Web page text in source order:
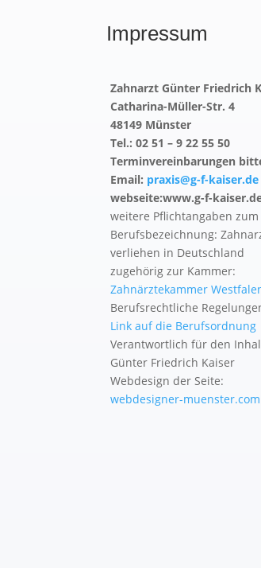
Impressum
Zahnarzt Günter Friedrich
Catharina-Müller-Str. 4
48149 Münster
Tel.: 02 51 – 9 22 55 50
Terminvereinbarungen
Email: praxis@g-f-kaiser.de
webseite:www.g-f-
weitere Pflichtangaben
Berufsbezeichnung:
verliehen in Deutschland
zugehörig zur Kammer:
Zahnärztekammer
Berufsrechtliche
Link auf die Berufsordnung
Verantwortlich für den
Günter Friedrich Kaiser
Webdesign der Seite:
webdesigner-muenster.com